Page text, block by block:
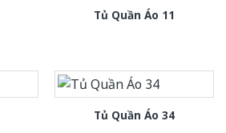
Tủ Quần Áo 11
Tủ Quần Áo 34